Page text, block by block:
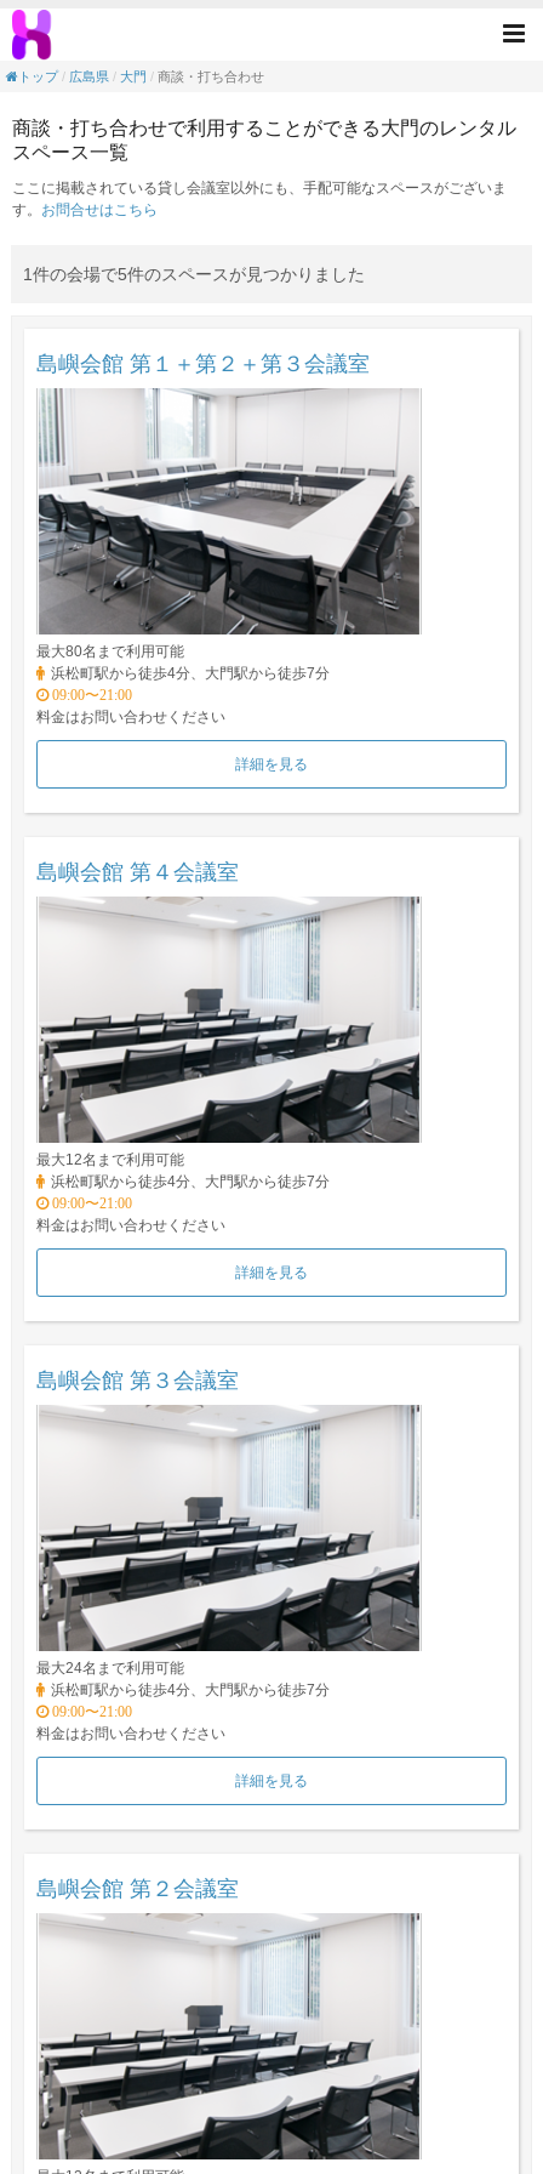
商談・打ち合わせの目的で利用できる大門
トップ
広島県 大門 商談・打ち合わせ
商談・打ち合わせで利用することができる大門のレンタル
スペース一覧
ここに掲載されている貸し会議室以外にも、手配可能なスペースがございま
す。 お問合せはこちら
1件の会場で5件のスペースが見つかりました
島嶼会館 第１＋第２＋第３会議室
最大80名まで利用可能
浜松町駅から徒歩4分、大門駅から徒歩7分
09:00〜21:00
料金はお問い合わせください
詳細を見る
島嶼会館 第４会議室
最大12名まで利用可能
浜松町駅から徒歩4分、大門駅から徒歩7分
09:00〜21:00
料金はお問い合わせください
詳細を見る
島嶼会館 第３会議室
最大24名まで利用可能
浜松町駅から徒歩4分、大門駅から徒歩7分
09:00〜21:00
料金はお問い合わせください
詳細を見る
島嶼会館 第２会議室